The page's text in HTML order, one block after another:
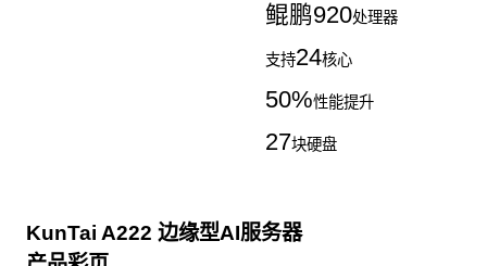
鲲鹏920处理器
支持24核心
50%性能提升
27块硬盘
KunTai A222 边缘型AI服务器